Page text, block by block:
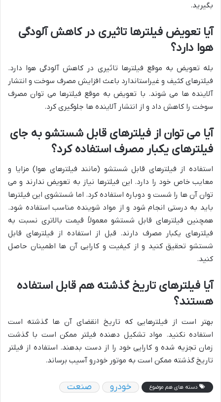
بگیرید.
آیا تعویض فیلترها تاثیری در کاهش آلودگی
هوا دارد؟
بله تعویض به موقع فیلترها تاثیری در کاهش آلودگی هوا دارد.
فیلترهای کثیف و غیراستاندارد باعث افزایش مصرف سوخت و انتشار
آلاینده ها می شوند. با تعویض به موقع فیلترها می توان مصرف
سوخت را کاهش داد و از انتشار آلاینده ها جلوگیری کرد.
آیا می توان از فیلترهای قابل شستشو به جای
فیلترهای یکبار مصرف استفاده کرد؟
استفاده از فیلترهای قابل شستشو (مانند فیلترهای هوا) مزایا و
معایب خاص خود را دارد. این فیلترها نیاز به تعویض ندارند و می
توان آن ها را شست و دوباره استفاده کرد. اما شستشوی این فیلترها
باید به درستی انجام شود و از مواد شوینده مناسب استفاده شود.
همچنین فیلترهای قابل شستشو معمولاً قیمت بالاتری نسبت به
فیلترهای یکبار مصرف دارند. قبل از استفاده از فیلترهای قابل
شستشو تحقیق کنید و از کیفیت و کارایی آن ها اطمینان حاصل
کنید.
آیا فیلترهای تاریخ گذشته هم قابل استفاده
هستند؟
بهتر است از فیلترهایی که تاریخ انقضای آن ها گذشته است
استفاده نکنید. مواد تشکیل دهنده فیلتر ممکن است با گذشت
زمان تجزیه شده و کارایی خود را از دست بدهند. استفاده از فیلتر
تاریخ گذشته ممکن است به موتور خودرو آسیب برساند.
دسته های هم موضوع خودرو صنعت